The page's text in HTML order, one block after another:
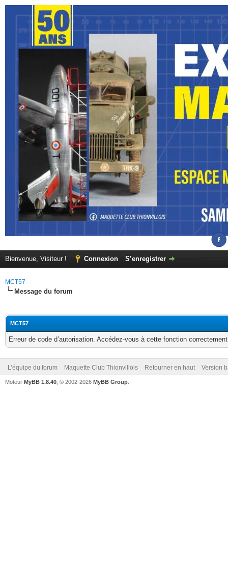
Bienvenue, Visiteur ! Connexion S’enregistrer
MCT57
Message du forum
MCT57
Erreur de code d’autorisation. Accédez-vous à cette fonction
L’équipe du forum Maquette Club Thionvillois Retourner en haut Version
Moteur MyBB 1.8.40 , © 2002-2026 MyBB Group